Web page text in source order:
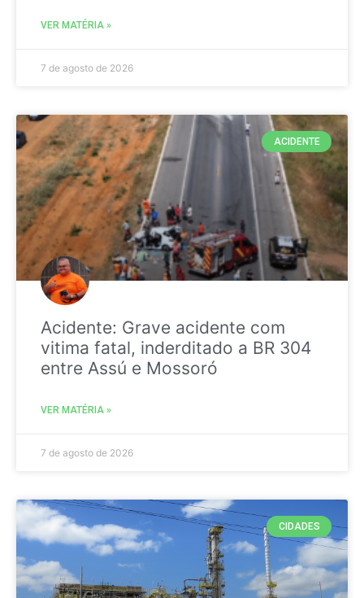
VER MATÉRIA »
7 de agosto de 2026
ACIDENTE
Acidente: Grave acidente com
vitima fatal, inderditado a BR 304
entre Assú e Mossoró
VER MATÉRIA »
7 de agosto de 2026
CIDADES